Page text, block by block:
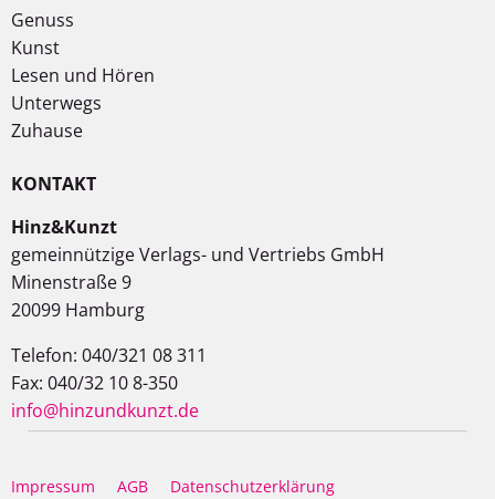
Genuss
Kunst
Lesen und Hören
Unterwegs
Zuhause
KONTAKT
Hinz&Kunzt
gemeinnützige Verlags- und Vertriebs GmbH
Minenstraße 9
20099 Hamburg
Telefon: 040/321 08 311
Fax: 040/32 10 8-350
info@hinzundkunzt.de
Impressum AGB Datenschutzerklärung